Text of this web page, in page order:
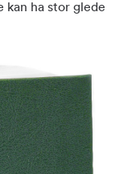
kan ha stor glede